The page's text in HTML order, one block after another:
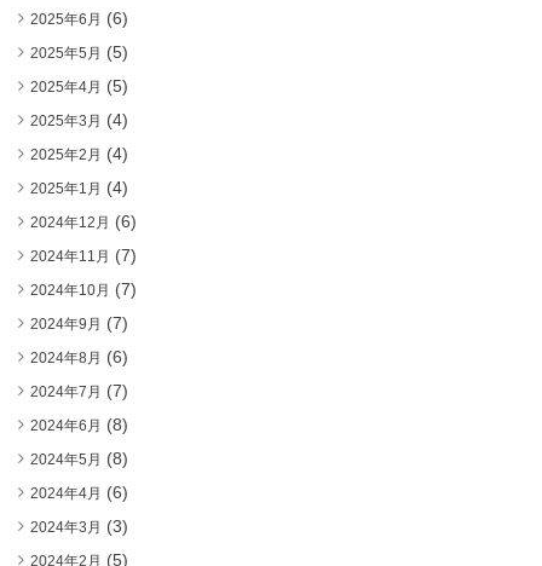
2025年6月 (6)
2025年5月 (5)
2025年4月 (5)
2025年3月 (4)
2025年2月 (4)
2025年1月 (4)
2024年12月 (6)
2024年11月 (7)
2024年10月 (7)
2024年9月 (7)
2024年8月 (6)
2024年7月 (7)
2024年6月 (8)
2024年5月 (8)
2024年4月 (6)
2024年3月 (3)
2024年2月 (5)